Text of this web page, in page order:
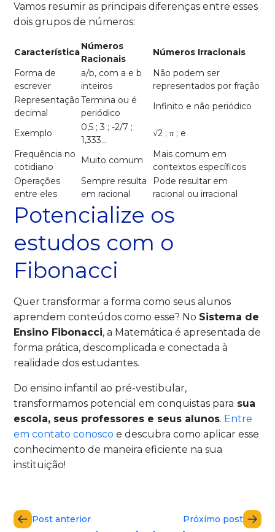
Vamos resumir as principais diferenças entre esses
dois grupos de números:
Característica
Números
Racionais
Números Irracionais
Forma de
escrever
a/b, com a e b
inteiros
Não podem ser
representados por fração
Representação
decimal
Termina ou é
periódico
Infinito e não periódico
Exemplo
0,5 ; 3 ; -2/7 ;
1,333…
√2 ; π ; e
Frequência no
cotidiano
Muito comum
Mais comum em
contextos específicos
Operações
entre eles
Sempre resulta
em racional
Pode resultar em
racional ou irracional
Potencialize os
estudos com o
Fibonacci
Quer transformar a forma como seus alunos
aprendem conteúdos como esse? No Sistema de
Ensino Fibonacci, a Matemática é apresentada de
forma prática, descomplicada e conectada à
realidade dos estudantes.
Do ensino infantil ao pré-vestibular,
transformamos potencial em conquistas para sua
escola, seus professores e seus alunos. Entre
em contato conosco e descubra como aplicar esse
conhecimento de maneira eficiente na sua
instituição!
Post anterior Próximo post